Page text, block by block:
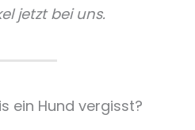
jetzt bei uns.
ein Hund vergisst?